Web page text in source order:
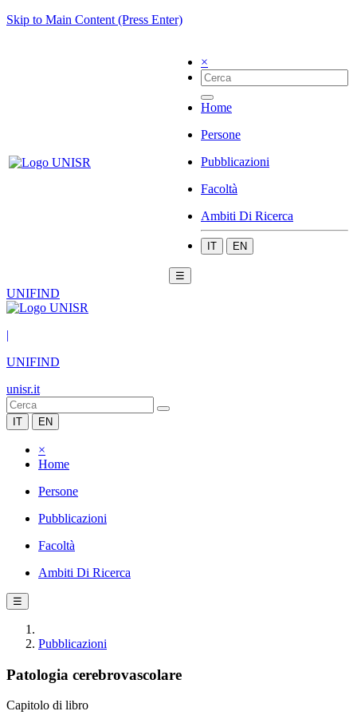
Skip to Main Content (Press Enter)
×
Home
Persone
Pubblicazioni
Facoltà
Ambiti Di Ricerca
IT EN
☰
UNIFIND
|
UNIFIND
unisr.it
IT EN
×
Home
Persone
Pubblicazioni
Facoltà
Ambiti Di Ricerca
☰
Pubblicazioni
Patologia cerebrovascolare
Capitolo di libro